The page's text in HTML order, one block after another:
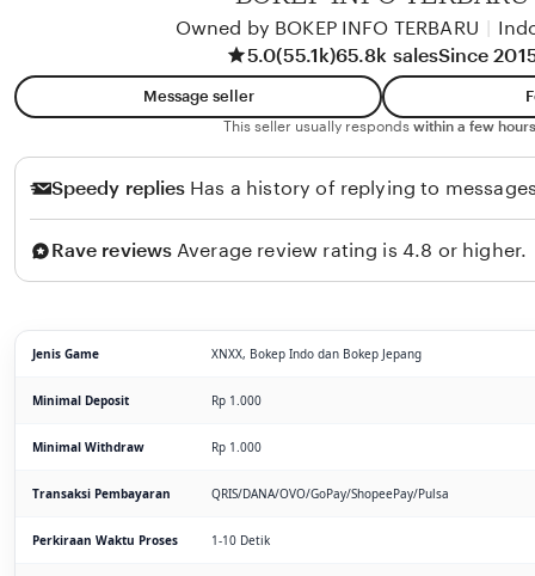
Owned by BOKEP INFO TERBARU
5.0(55.1k)65.8k salesSince
Message seller
This seller usually responds within a few
Speedy replies Has a history of replying to
Rave reviews Average review rating is 4.8 or higher.
Jenis Game XNXX, Bokep Indo dan Bokep Jepang
Minimal Deposit Rp 1.000
Minimal Withdraw Rp 1.000
Transaksi Pembayaran QRIS/DANA/OVO/GoPay/ShopeePay/Pulsa
Perkiraan Waktu Proses 1-10 Detik